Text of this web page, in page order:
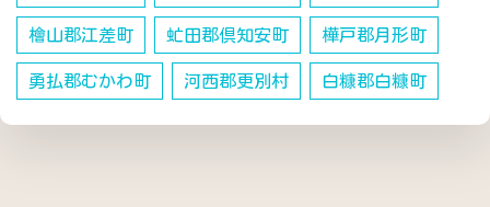
檜山郡江差町 虻田郡倶知安町 樺戸郡月形町
勇払郡むかわ町 河西郡更別村 白糠郡白糠町